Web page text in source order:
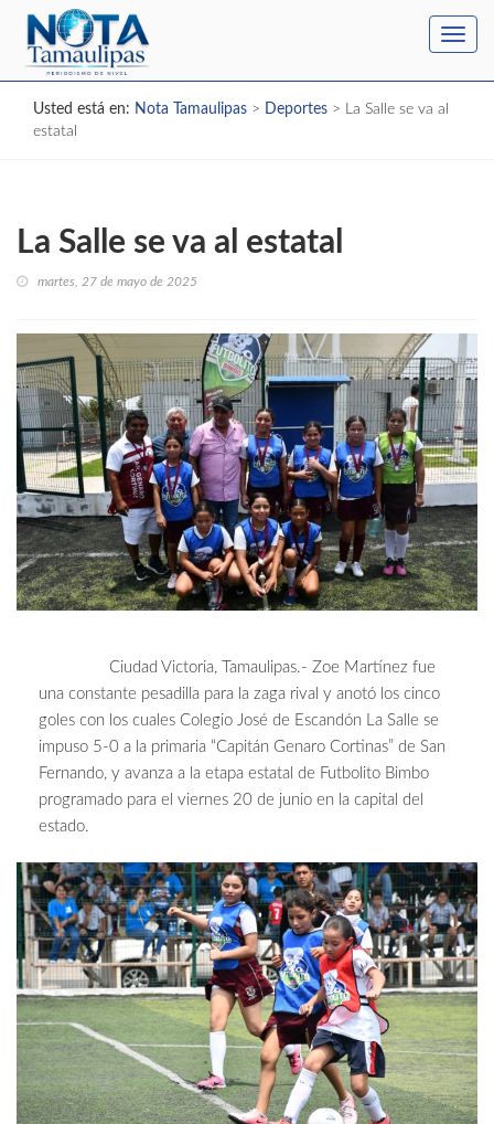
Usted está en: Nota Tamaulipas > Deportes > La Salle se va al
estatal
La Salle se va al estatal
martes, 27 de mayo de 2025
Ciudad Victoria, Tamaulipas.- Zoe Martínez fue
una constante pesadilla para la zaga rival y anotó los cinco
goles con los cuales Colegio José de Escandón La Salle se
impuso 5-0 a la primaria “Capitán Genaro Cortinas” de San
Fernando, y avanza a la etapa estatal de Futbolito Bimbo
programado para el viernes 20 de junio en la capital del
estado.